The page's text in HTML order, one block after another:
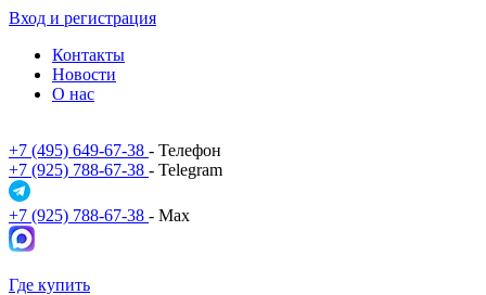
Вход и регистрация
Контакты
Новости
О нас
+7 (495) 649-67-38 - Телефон
+7 (925) 788-67-38 - Telegram
+7 (925) 788-67-38 - Max
Где купить